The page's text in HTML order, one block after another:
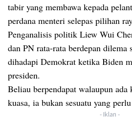
tabir yang membawa kepada
perdana menteri selepas pilihan
Penganalisis politik Liew Wui
dan PN rata-rata berdepan dilema
dihadapi Demokrat ketika Biden
presiden.
Beliau berpendapat walaupun ada
kuasa, ia bukan sesuatu yang
- Iklan -